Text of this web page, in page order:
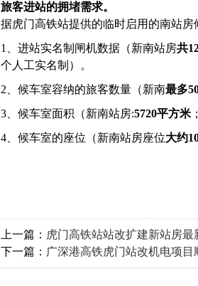
旅客进站的拥堵需求。
据虎门高铁站提供的临时启用的南站房
1、进站实名制闸机数据（新南站房共
个人工实名制）。
2、候车室容纳的旅客数量（新南最多
3、候车室面积（新南站房:5720平方米
4、候车室的座位（新南站房座位大约
上一篇： 虎门高铁站站改扩建新站房最
下一篇： 广深港高铁虎门站改机电项